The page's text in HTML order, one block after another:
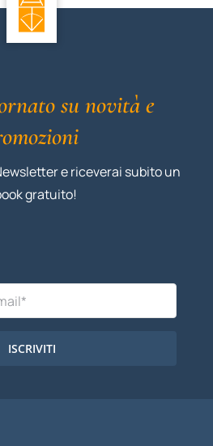
su novità e
e riceverai subito un
gratuito!
ISCRIVITI